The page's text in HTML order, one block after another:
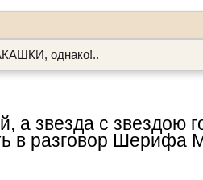
однако!..
а звезда с звездою
в разговор Шерифа